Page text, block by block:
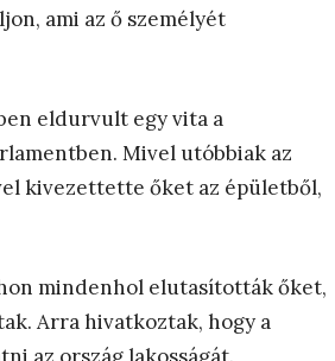
ami az ő személyét
eldurvult egy vita a
Mivel utóbbiak az
kivezettette őket az épületből,
mindenhol elutasították őket,
Arra hivatkoztak, hogy a